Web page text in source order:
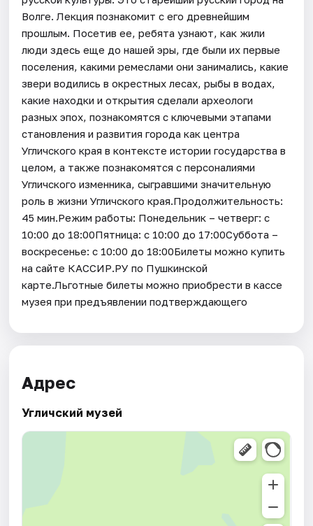
Волге. Лекция познакомит с его древнейшим
прошлым. Посетив ее, ребята узнают, как жили
люди здесь еще до нашей эры, где были их первые
поселения, какими ремеслами они занимались, какие
звери водились в окрестных лесах, рыбы в водах,
какие находки и открытия сделали археологи
разных эпох, познакомятся с ключевыми этапами
становления и развития города как центра
Угличского края в контексте истории государства в
целом, а также познакомятся с персоналиями
Угличского изменника, сыгравшими значительную
роль в жизни Угличского края.Продолжительность:
45 мин.Режим работы: Понедельник – четверг: с
10:00 до 18:00Пятница: с 10:00 до 17:00Суббота –
воскресенье: с 10:00 до 18:00Билеты можно купить
на сайте КАССИР.РУ по Пушкинской
карте.Льготные билеты можно приобрести в кассе
музея при предъявлении подтверждающего
Адрес
Угличский музей